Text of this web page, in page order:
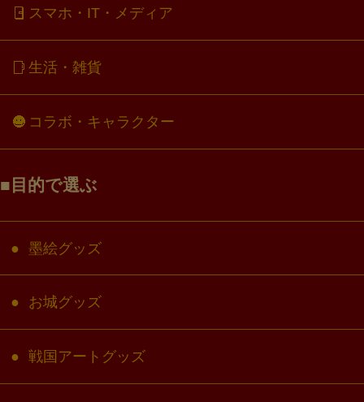
スマホ・IT・メディア
生活・雑貨
コラボ・キャラクター
目的で選ぶ
墨絵グッズ
お城グッズ
戦国アートグッズ